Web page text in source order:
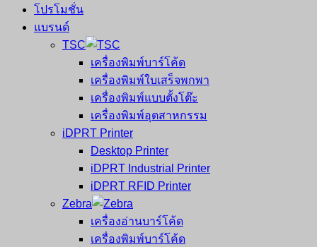
โปรโมชั่น
แบรนด์
TSC
เครื่องพิมพ์บาร์โค้ด
เครื่องพิมพ์ใบเสร็จพกพา
เครื่องพิมพ์แบบตั้งโต๊ะ
เครื่องพิมพ์อุตสาหกรรม
iDPRT Printer
Desktop Printer
iDPRT Industrial Printer
iDPRT RFID Printer
Zebra
เครื่องอ่านบาร์โค้ด
เครื่องพิมพ์บาร์โค้ด